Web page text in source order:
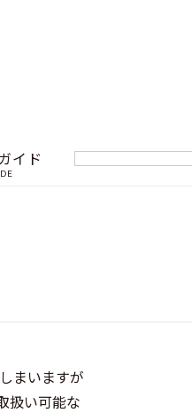
イド
まいますが
扱い可能な